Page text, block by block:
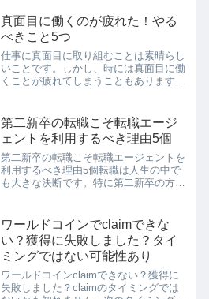
ましたよー。 見出し0.高校生ではげて
きた方へ、一先ず笑って1...
真面目に働くのが疲れた！やる
べきこと5つ
仕事に真面目に取り組むことは素晴らし
いことです。しかし、時には真面目に働
くことが疲れてしまうこともありますよ
は、心身ともに消耗してしまうこともあ
ります。しかし、その状態から...
第二新卒の転職こそ転職エージ
ェントを利用するべき理由5個
第二新卒の転職こそ転職エージェントを
利用するべき理由5個転職は人生の中で
も大きな決断です。特に第二新卒の方々
仕事を続けていくべきなのか、新たなチ
ャレンジをするべきなのか...
ワールドコインでclaimできな
い？獲得に失敗しました？タイ
ミングではない可能性あり
ワールドコインclaimできない？獲得に
失敗しました？claimのタイミングでは